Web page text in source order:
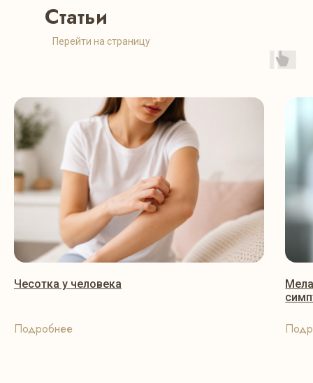
Статьи
Перейти на страницу
Чесотка у человека
Подробнее